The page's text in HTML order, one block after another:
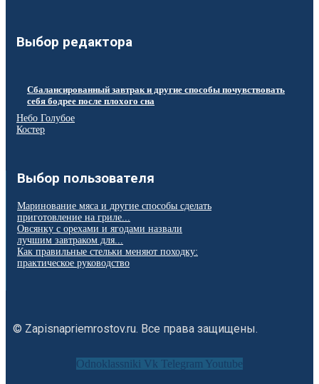
Выбор редактора
Сбалансированный завтрак и другие способы почувствовать
себя бодрее после плохого сна
Небо Голубое
Костер
Выбор пользователя
Маринование мяса и другие способы сделать
приготовление на гриле...
Овсянку с орехами и ягодами назвали
лучшим завтраком для...
Как правильные стельки меняют походку:
практическое руководство
© Zapisnapriemrostov.ru. Все права защищены.
Odnoklassniki Vk Telegram Youtube